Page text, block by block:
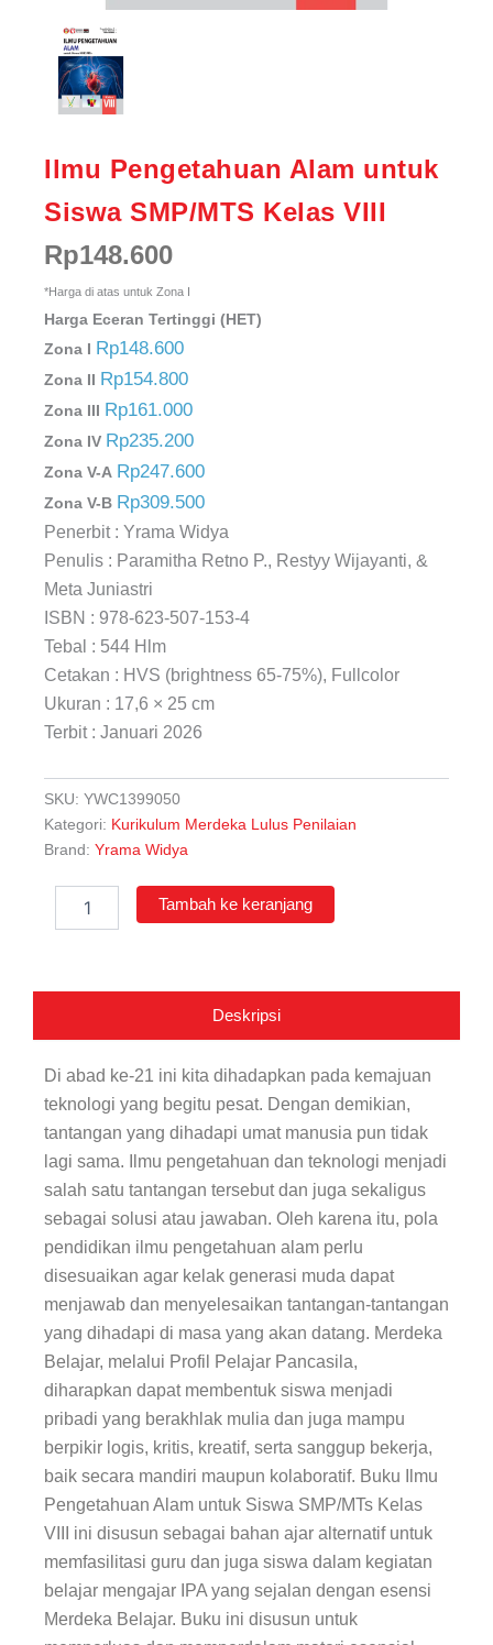
Ilmu Pengetahuan Alam untuk
Siswa SMP/MTS Kelas VIII
Rp148.600
*Harga di atas untuk Zona I
Harga Eceran Tertinggi (HET)
Zona I Rp148.600
Zona II Rp154.800
Zona III Rp161.000
Zona IV Rp235.200
Zona V-A Rp247.600
Zona V-B Rp309.500
Penerbit : Yrama Widya
Penulis : Paramitha Retno P., Restyy Wijayanti, &
Meta Juniastri
ISBN : 978-623-507-153-4
Tebal : 544 Hlm
Cetakan : HVS (brightness 65-75%), Fullcolor
Ukuran : 17,6 × 25 cm
Terbit : Januari 2026
SKU: YWC1399050
Kategori: Kurikulum Merdeka Lulus Penilaian
Brand: Yrama Widya
VIII
Tambah ke keranjang
Deskripsi
Di abad ke-21 ini kita dihadapkan pada kemajuan
teknologi yang begitu pesat. Dengan demikian,
tantangan yang dihadapi umat manusia pun tidak
lagi sama. Ilmu pengetahuan dan teknologi menjadi
salah satu tantangan tersebut dan juga sekaligus
sebagai solusi atau jawaban. Oleh karena itu, pola
pendidikan ilmu pengetahuan alam perlu
disesuaikan agar kelak generasi muda dapat
menjawab dan menyelesaikan tantangan-tantangan
yang dihadapi di masa yang akan datang. Merdeka
Belajar, melalui Profil Pelajar Pancasila,
diharapkan dapat membentuk siswa menjadi
pribadi yang berakhlak mulia dan juga mampu
berpikir logis, kritis, kreatif, serta sanggup bekerja,
baik secara mandiri maupun kolaboratif. Buku Ilmu
Pengetahuan Alam untuk Siswa SMP/MTs Kelas
VIII ini disusun sebagai bahan ajar alternatif untuk
memfasilitasi guru dan juga siswa dalam kegiatan
belajar mengajar IPA yang sejalan dengan esensi
Merdeka Belajar. Buku ini disusun untuk